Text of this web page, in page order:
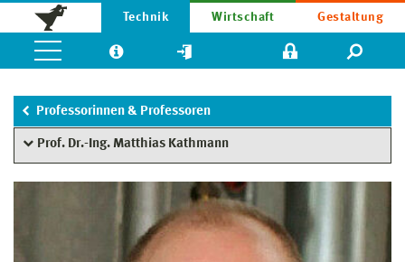
Technik Wirtschaft Gestaltung
Professorinnen & Professoren
Prof. Dr.-Ing. Matthias Kathmann